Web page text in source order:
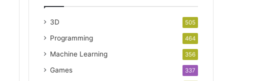
3D 505
Programming 464
Machine Learning 356
Games 337